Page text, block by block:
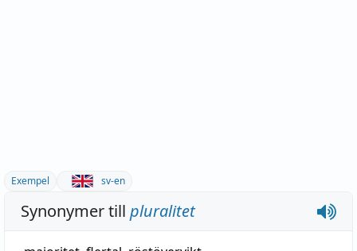
Exempel sv-en
Synonymer till pluralitet